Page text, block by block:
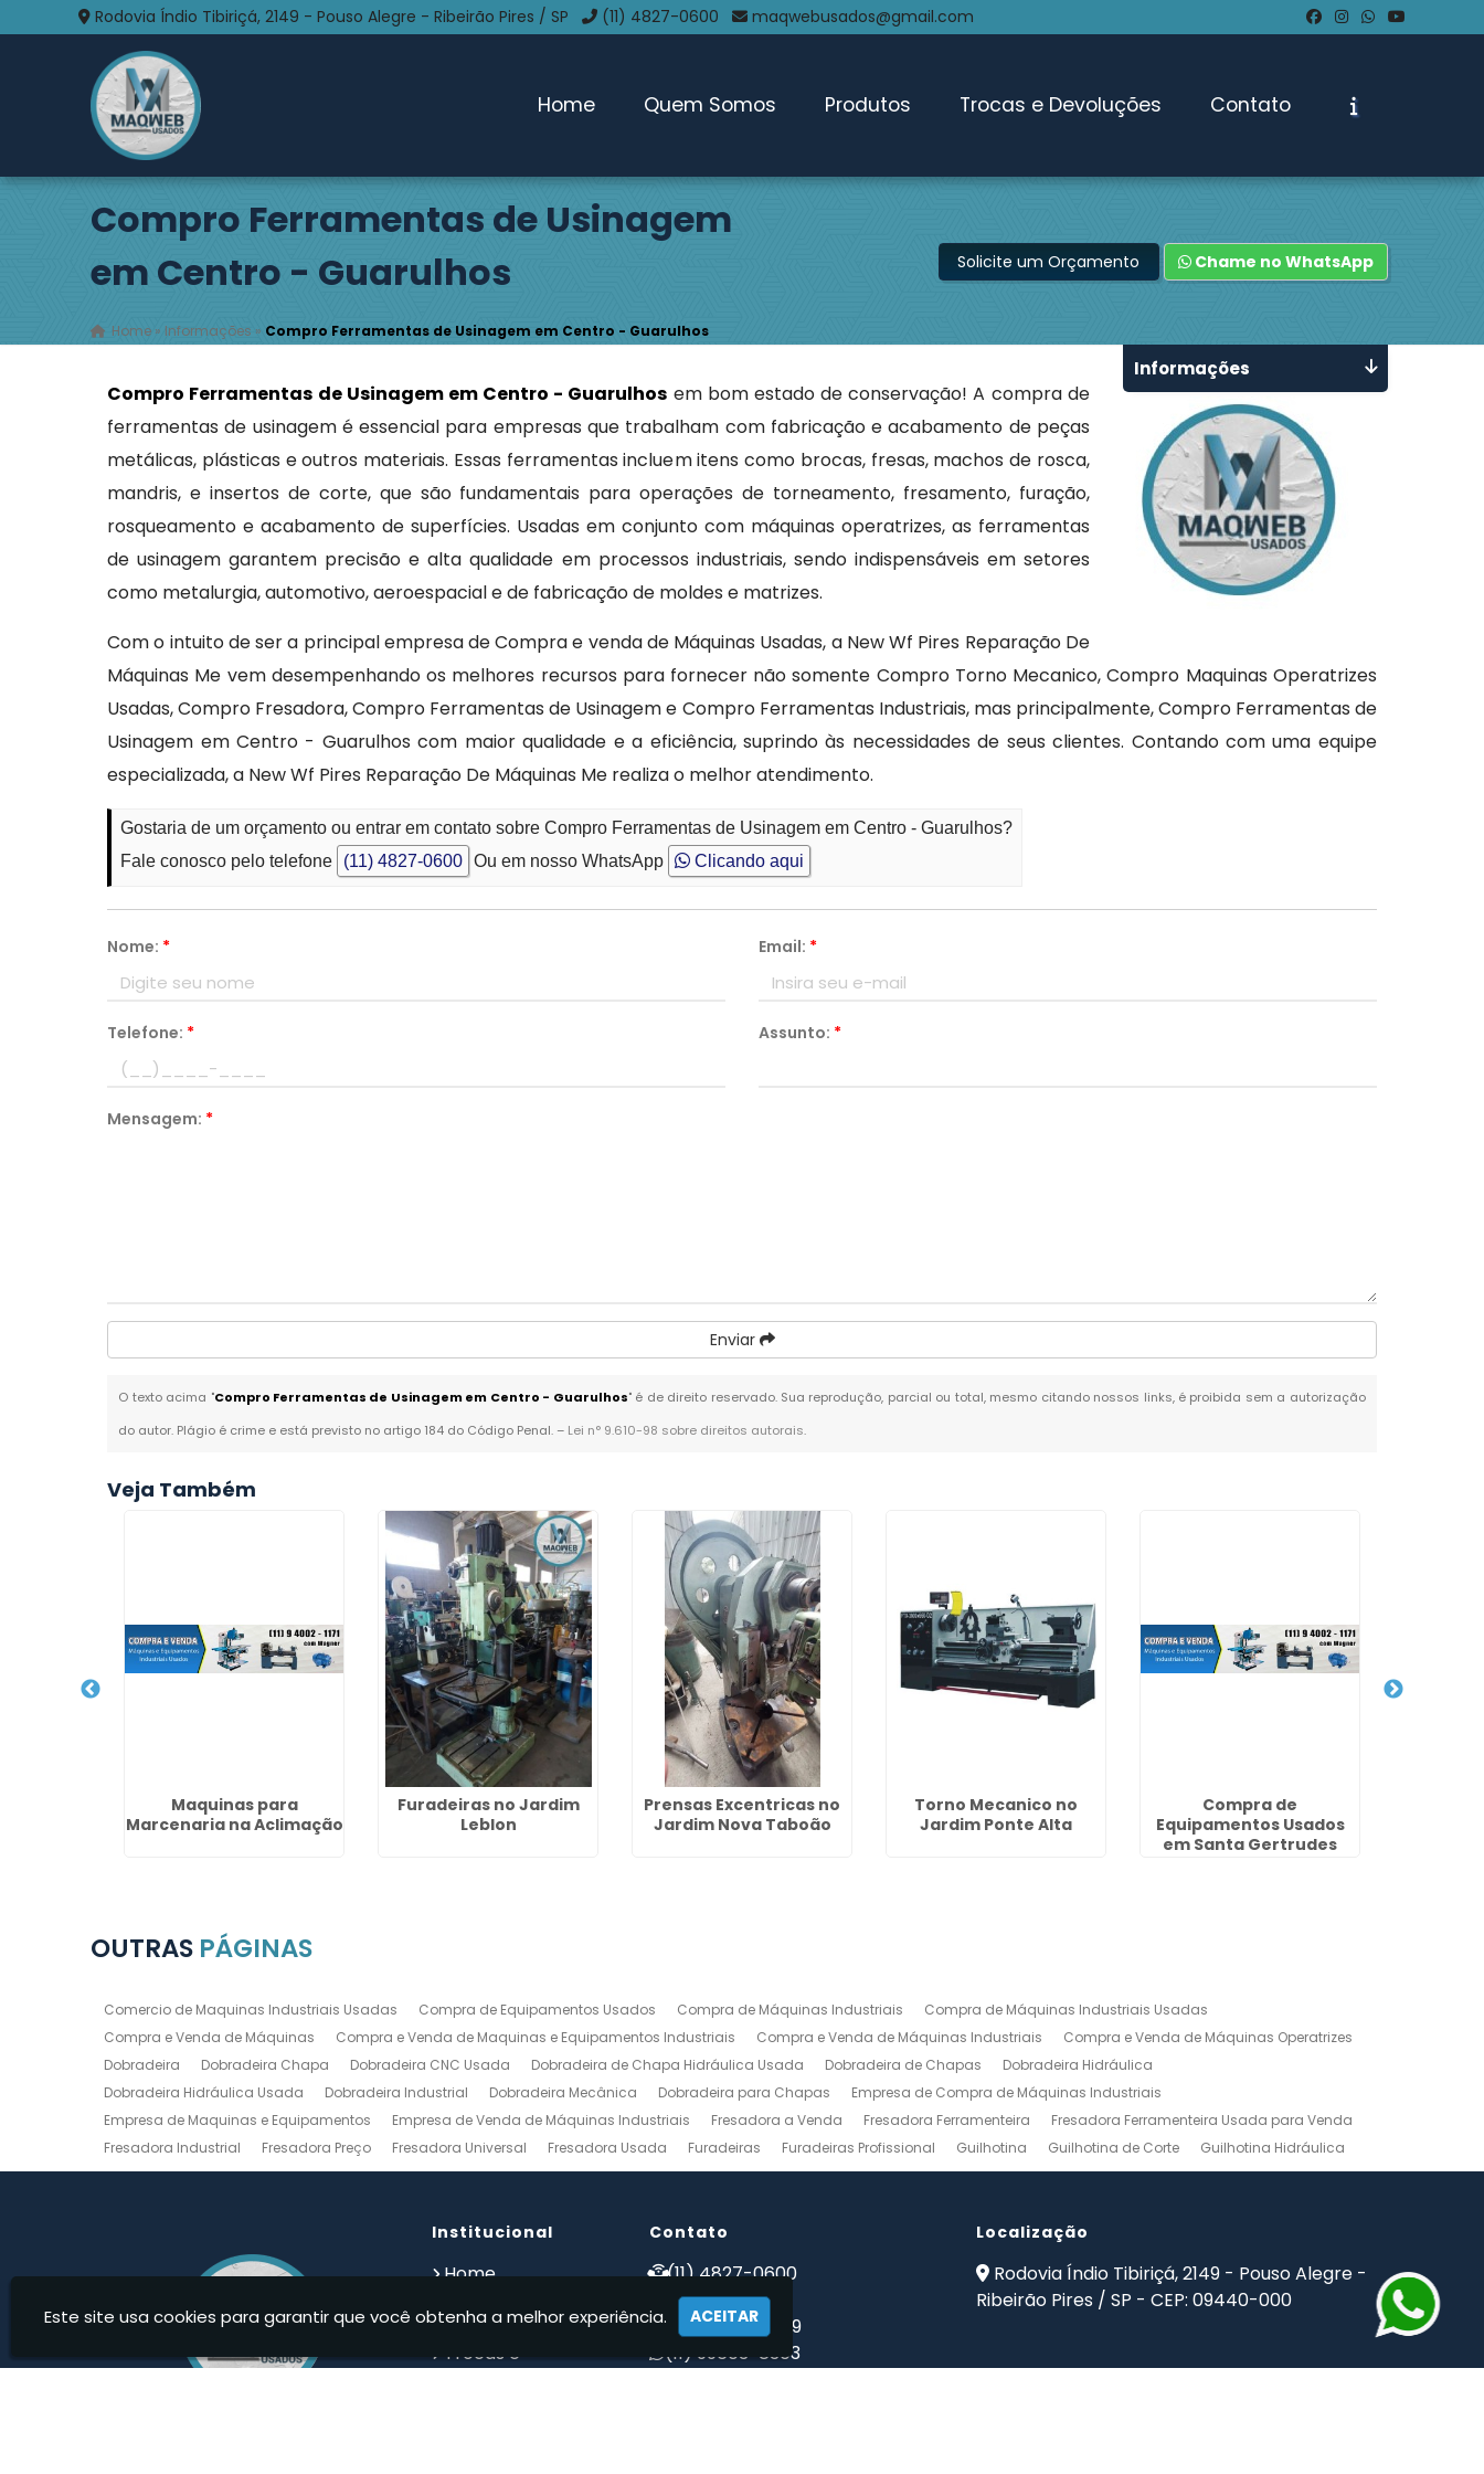
Rodovia Índio Tibiriçá, 2149 - Pouso Alegre - Ribeirão Pires / SP (11) 4827-0600 maqwebusados@gmail.com
Home Quem Somos Produtos Trocas e Devoluções Contato
Compro Ferramentas de Usinagem
em Centro - Guarulhos
Home » Informações » Compro Ferramentas de Usinagem em Centro - Guarulhos
Solicite um Orçamento Chame no WhatsApp
Compro Ferramentas de Usinagem em Centro - Guarulhos em bom estado de conservação! A compra de
ferramentas de usinagem é essencial para empresas que trabalham com fabricação e acabamento de peças
metálicas, plásticas e outros materiais. Essas ferramentas incluem itens como brocas, fresas, machos de rosca,
mandris, e insertos de corte, que são fundamentais para operações de torneamento, fresamento, furação,
rosqueamento e acabamento de superfícies. Usadas em conjunto com máquinas operatrizes, as ferramentas
de usinagem garantem precisão e alta qualidade em processos industriais, sendo indispensáveis em setores
como metalurgia, automotivo, aeroespacial e de fabricação de moldes e matrizes.
Com o intuito de ser a principal empresa de Compra e venda de Máquinas Usadas, a New Wf Pires Reparação De
Máquinas Me vem desempenhando os melhores recursos para fornecer não somente Compro Torno Mecanico, Compro Maquinas Operatrizes
Usadas, Compro Fresadora, Compro Ferramentas de Usinagem e Compro Ferramentas Industriais, mas principalmente, Compro Ferramentas de
Usinagem em Centro - Guarulhos com maior qualidade e a eficiência, suprindo às necessidades de seus clientes. Contando com uma equipe
especializada, a New Wf Pires Reparação De Máquinas Me realiza o melhor atendimento.
Gostaria de um orçamento ou entrar em contato sobre Compro Ferramentas de Usinagem em Centro - Guarulhos?
Fale conosco pelo telefone
(11) 4827-0600 Ou em nosso WhatsApp Clicando aqui
Nome: * Email: *
Telefone: * Assunto: *
Mensagem: *
Enviar
O texto acima "Compro Ferramentas de Usinagem em Centro - Guarulhos" é de direito reservado. Sua reprodução, parcial ou total, mesmo citando nossos links, é proibida sem a autorização
do autor. Plágio é crime e está previsto no artigo 184 do Código Penal. – Lei n° 9.610-98 sobre direitos autorais.
Informações
Veja Também
Maquinas para
Marcenaria na Aclimação
Furadeiras no Jardim
Leblon
Prensas Excentricas no
Jardim Nova Taboão
Torno Mecanico no
Jardim Ponte Alta
Compra de
Equipamentos Usados
em Santa Gertrudes
OUTRAS PÁGINAS
Comercio de Maquinas Industriais Usadas Compra de Equipamentos Usados Compra de Máquinas Industriais
Compra de Máquinas Industriais Usadas
Compra e Venda de Máquinas
Compra e Venda de Maquinas e Equipamentos Industriais Compra e Venda de Máquinas Industriais
Compra e Venda de Máquinas Operatrizes
Dobradeira
Dobradeira Chapa Dobradeira CNC Usada Dobradeira de Chapa Hidráulica Usada Dobradeira de Chapas
Dobradeira Hidráulica
Dobradeira Hidráulica Usada
Dobradeira Industrial Dobradeira Mecânica Dobradeira para Chapas
Empresa de Compra de Máquinas Industriais
Empresa de Maquinas e Equipamentos
Empresa de Venda de Máquinas Industriais Fresadora a Venda Fresadora Ferramenteira
Fresadora Ferramenteira Usada para Venda
Fresadora Industrial
Fresadora Preço Fresadora Universal Fresadora Usada Furadeiras Furadeiras Profissional Guilhotina Guilhotina de Corte
Guilhotina Hidráulica
Guilhotina Industrial
Guilhotina Industrial para Chapas de Aço Maquinas para Marcenaria Maquinas para Marcenaria a Venda
Maquinas para Marceneiro
Torno Mecânico Usado Barato Venda de Máquinas Industriais Venda de Máquinas Industriais Usadas
Ferramentas Industriais Compra e Venda
Compro Torno Mecanico
Institucional
Home
Produtos
Trocas e
Contato
(11) 4827-0600
(11) 94002-1171
(11) 97223-4869
(11) 99603-8303
Localização
Rodovia Índio Tibiriçá, 2149 - Pouso Alegre -
Ribeirão Pires / SP - CEP: 09440-000
Este site usa cookies para garantir que você obtenha a melhor experiência. ACEITAR